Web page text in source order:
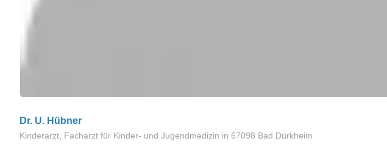
Dr. U. Hübner
Kinderarzt, Facharzt für Kinder- und Jugendmedizin in 67098 Bad Dürkheim